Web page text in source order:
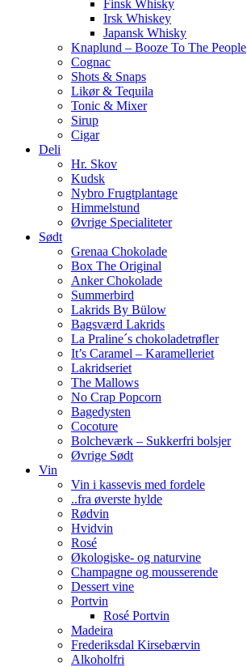
Finsk Whisky
Irsk Whiskey
Japansk Whisky
Knaplund – Booze To The People
Cognac
Shots & Snaps
Likør & Tequila
Tonic & Mixer
Sirup
Cigar
Deli
Hr. Skov
Kudsk
Nybro Frugtplantage
Himmelstund
Øvrige Specialiteter
Sødt
Grenaa Chokolade
Box The Original
Anker Chokolade
Summerbird
Lakrids By Bülow
Bagsværd Lakrids
La Praline´s chokoladetrøfler
It’s Caramel – Karamelleriet
Lakridseriet
The Mallows
No Crap Popcorn
Bagedysten
Cocoture
Bolcheværk – Sukkerfri bolsjer
Øvrige Sødt
Vin
Vin i kassevis med fordele
..fra øverste hylde
Rødvin
Hvidvin
Rosé
Økologiske- og naturvine
Champagne og mousserende
Dessert vine
Portvin
Rosé Portvin
Madeira
Frederiksdal Kirsebærvin
Alkoholfri